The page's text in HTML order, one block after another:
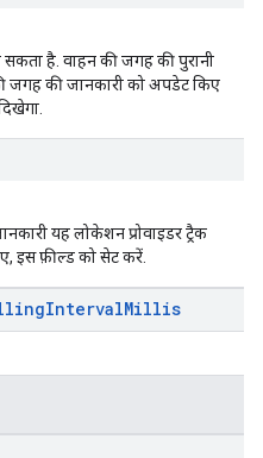
है. वाहन की जगह की पुरानी
जगह की जानकारी को अपडेट किए
यह लोकेशन प्रोवाइडर ट्रैक
इस फ़ील्ड को सेट करें.
IntervalMillis